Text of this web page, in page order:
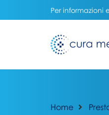
Per informazioni
Home